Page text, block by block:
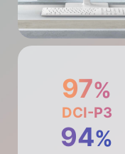
97%
DCI-P3
94%